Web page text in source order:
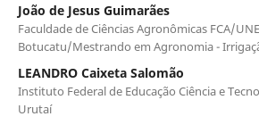
João de Jesus Guimarães
Faculdade de Ciências Agronômicas FCA/
Botucatu/Mestrando em Agronomia -
LEANDRO Caixeta Salomão
Instituto Federal de Educação Ciência e
Urutaí